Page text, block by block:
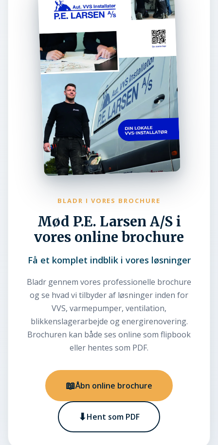
BLADR I VORES BROCHURE
Mød P.E. Larsen A/S i
vores online brochure
Få et komplet indblik i vores løsninger
Bladr gennem vores professionelle brochure
og se hvad vi tilbyder af løsninger inden for
VVS, varmepumper, ventilation,
blikkenslagerarbejde og energirenovering.
Brochuren kan både ses online som flipbook
eller hentes som PDF.
📖Åbn online brochure
⬇Hent som PDF